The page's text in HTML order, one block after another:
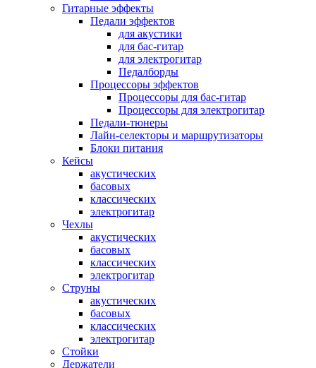
Гитарные эффекты
Педали эффектов
для акустики
для бас-гитар
для электрогитар
Педалборды
Процессоры эффектов
Процессоры для бас-гитар
Процессоры для электрогитар
Педали-тюнеры
Лайн-селекторы и маршрутизаторы
Блоки питания
Кейсы
акустических
басовых
классических
электрогитар
Чехлы
акустических
басовых
классических
электрогитар
Струны
акустических
басовых
классических
электрогитар
Стойки
Держатели